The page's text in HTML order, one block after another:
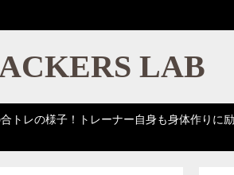
LAB
トレの様子！トレーナー自身も身体作りに